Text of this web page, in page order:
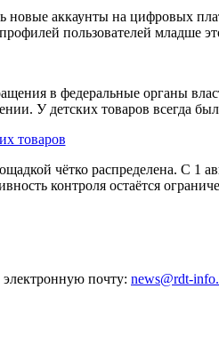
новые аккаунты на цифровых
пользователей младше
в федеральные органы
У детских товаров всегда
товаров
чётко распределена. С 1
контроля остаётся
электронную почту: news@rdt-